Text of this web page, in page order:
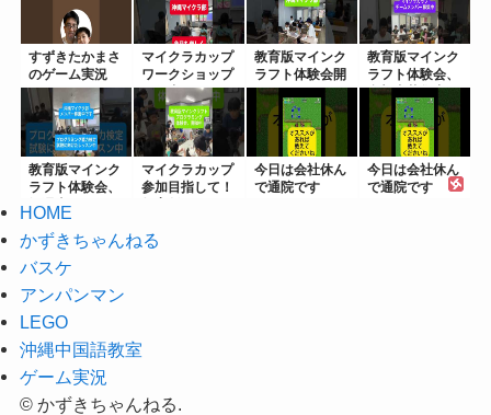
すずきたかまさ
のゲーム実況
マイクラカップ
ワークショップ
開催中
教育版マインク
ラフト体験会開
催！マイクラ...
教育版マインク
ラフト体験会、
参加者募集中
教育版マインク
ラフト体験会、
毎週土日開催...
マイクラカップ
参加目指して！
今日は会社休ん
で通院です
今日は会社休ん
で通院です
HOME
かずきちゃんねる
バスケ
アンパンマン
LEGO
沖縄中国語教室
ゲーム実況
©かずきちゃんねる.